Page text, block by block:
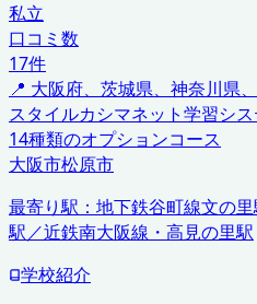
私立
口コミ数
17件
📍 大阪府、茨城県、神奈川県
スタイルカシマネット学習シ
14種類のオプションコース
大阪市松原市
最寄り駅： 地下鉄谷町線文の
駅／近鉄南大阪線・高見の里駅
学校紹介